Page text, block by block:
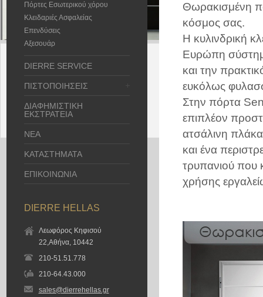
Πόρτες Εσωτερικού χόρου
Κλειδαριές Ασφαλείας
Επενδύσεις
Αξεσουάρ
DIERRE SERVICE
ΠΙΣΤΟΠΟΙΗΣΕΙΣ
ΔΙΑΦΗΜΙΣΤΙΚΗ
ΕΚΣΤΡΑΤΕΙΑ
ΝΕΑ
ΚΑΤΑΣΤΗΜΑΤΑ
ΕΠΙΚΟΙΝΩΝΙΑ
DIERRE HELLAS
Λεωφόρος Κηφισού
22,Αθήνα, 10442
210-51.51.778
210-64.43.000
sales@dierrehellas.gr
Θωρακισμένη
κόσμος σας.
Η κυλινδρική
Ευρώπη
και την
ευκόλως
Στην πόρτα
επιπλέον
ατσάλινη
και ένα
τρυπανιού που
χρήσης